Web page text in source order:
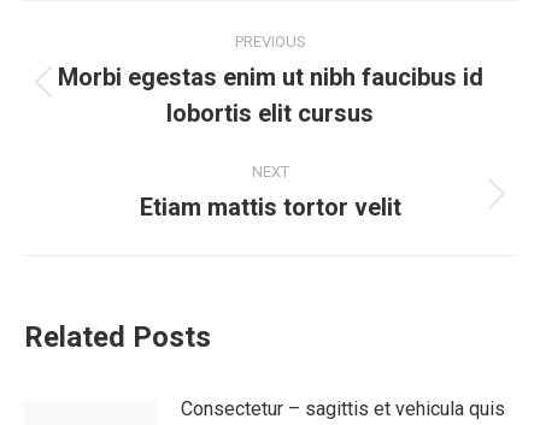
PREVIOUS
Morbi egestas enim ut nibh faucibus id
lobortis elit cursus
NEXT
Etiam mattis tortor velit
Related Posts
Consectetur – sagittis et vehicula quis